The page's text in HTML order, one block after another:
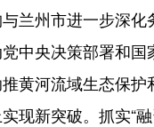
兰州市进一步深
中央决策部署和
黄河流域生态保
现新突破。抓实“